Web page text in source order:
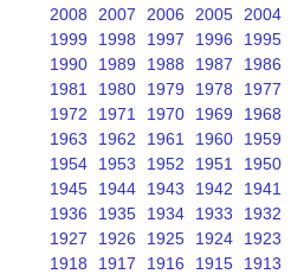
2008
2007 2006 2005 2004
1999
1998 1997 1996 1995
1990
1989 1988 1987 1986
1981
1980 1979 1978 1977
1972
1971 1970 1969 1968
1963
1962 1961 1960 1959
1954
1953 1952 1951 1950
1945
1944 1943 1942 1941
1936
1935 1934 1933 1932
1927
1926 1925 1924 1923
1918
1917 1916 1915 1913